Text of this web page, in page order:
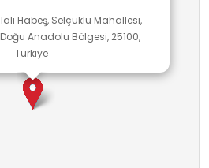
Habeş, Selçuklu Mahallesi,
Anadolu Bölgesi, 25100,
Türkiye